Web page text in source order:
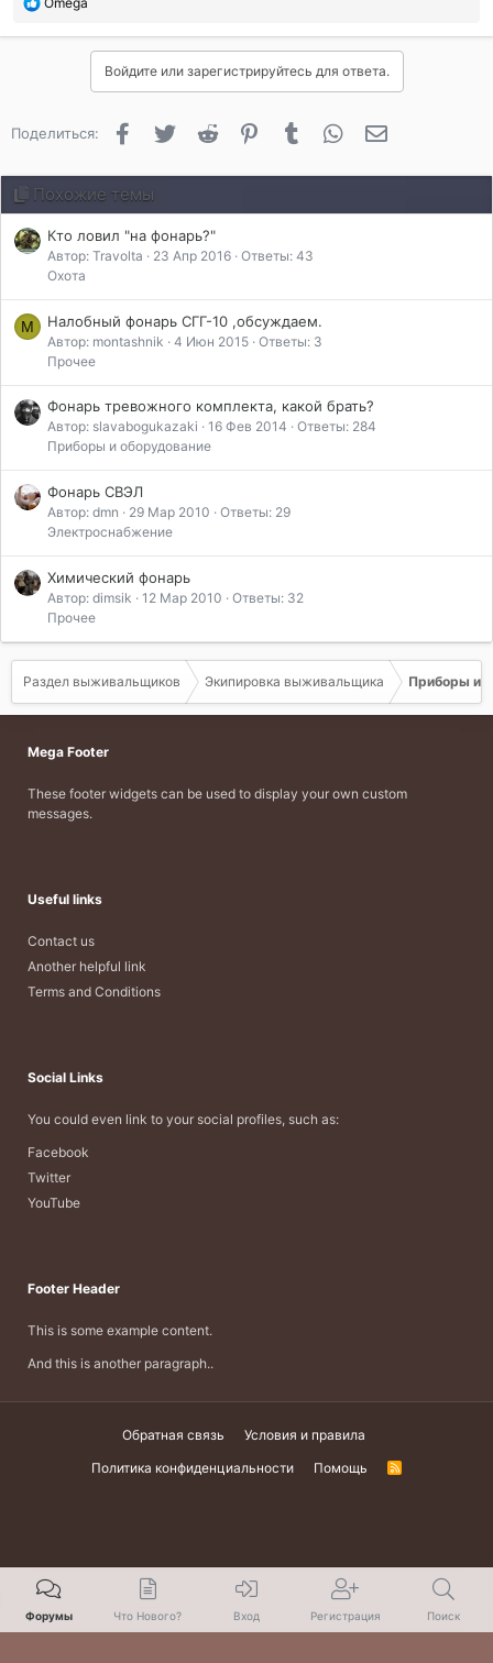
б
д
р
и
л
и
Войдите или зарегистрируйтесь для ответа.
Поделиться: FacebookTwitter Reddit PinterestTumblr WhatsApp
Похожие темы
Кто ловил "на фонарь?"
Автор: Travolta 23 Апр 2016 Ответы: 43
Охота
M Налобный фонарь СГГ-10 ,обсуждаем.
Автор: montashnik 4 Июн 2015 Ответы: 3
Прочее
Фонарь тревожного комплекта, какой брать?
Автор: slavabogukazaki 16 Фев 2014
Ответы: 284
Приборы и оборудование
Фонарь СВЭЛ
Автор: dmn 29 Мар 2010
Ответы: 29
Электроснабжение
Химический фонарь
Автор: dimsik 12 Мар 2010
Ответы: 32
Прочее
Раздел выживальщиков Экипировка выживальщика Приборы и
Mega Footer
These footer widgets can be used to display your own custom
messages.
Useful links
Contact us
Another helpful link
Terms and Conditions
Social Links
You could even link to your social profiles, such as:
Facebook
Twitter
YouTube
Footer Header
This is some example content.
And this is another paragraph..
Обратная связь
Условия и правила
Политика конфиденциальности
Помощь
R
Форумы Что Нового? Вход Регистрация Поиск